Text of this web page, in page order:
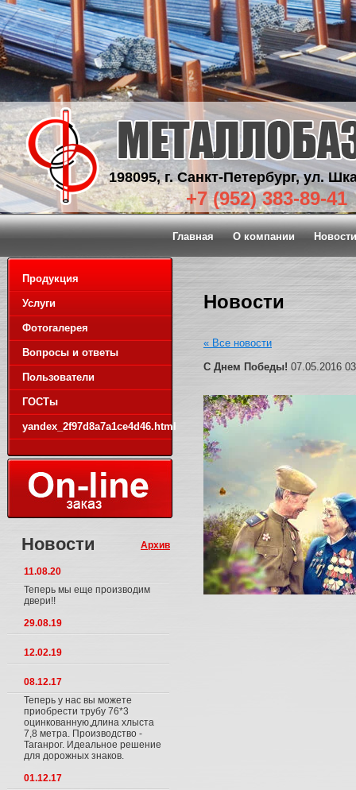
198095, г. Санкт-Петербург, ул.
+7 (952) 383-89-41
Главная О компании Новости
Продукция
Услуги
Фотогалерея
Вопросы и ответы
Пользователи
ГОСТы
yandex_2f97d8a7a1ce4d46.html
Новости Архив
11.08.20
Теперь мы еще производим
двери!!
29.08.19
12.02.19
08.12.17
Теперь у нас вы можете
приобрести трубу 76*3
оцинкованную,длина хлыста
7,8 метра. Производство -
Таганрог. Идеальное решение
для дорожных знаков.
01.12.17
Новости
« Все новости
С Днем Победы! 07.05.2016